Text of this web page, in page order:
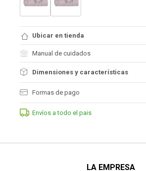
Ubicar en tienda
Manual de cuidados
Dimensiones y características
Formas de pago
Envíos a todo el pais
LA EMPRESA